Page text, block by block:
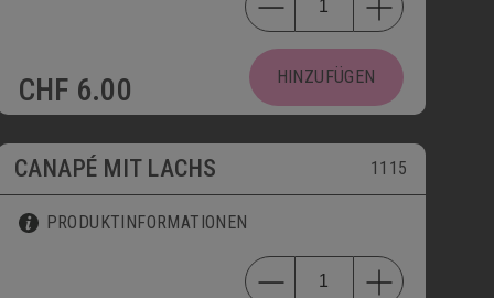
CHF 6.00 HINZUFÜGEN
CANAPÉ MIT LACHS 1115
PRODUKTINFORMATIONEN